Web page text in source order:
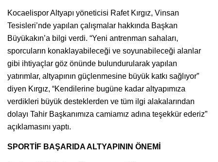
Kocaelispor Altyapı yöneticisi Rafet Kırgız, Vinsan
Tesisleri’nde yapılan çalışmalar hakkında Başkan
Büyükakın’a bilgi verdi. “Yeni antrenman sahaları,
sporcuların konaklayabileceği ve soyunabileceği alanlar
gibi ihtiyaçlar göz önünde bulundurularak yapılan
yatırımlar, altyapının güçlenmesine büyük katkı sağlıyor”
diyen Kırgız, “Kendilerine bugüne kadar altyapımıza
verdikleri büyük desteklerden ve tüm ilgi alakalarından
dolayı Tahir Başkanımıza camiamız adına teşekkür ederiz”
açıklamasını yaptı.
SPORTİF BAŞARIDA ALTYAPININ ÖNEMİ